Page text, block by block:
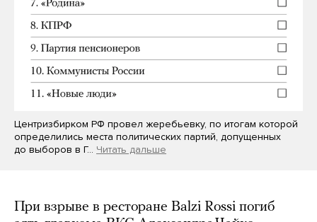
Центризбирком РФ провел жеребьевку, по итогам которой
определились места политических партий, допущенных
до выборов в Г… Читать дальше
При взрыве в ресторане Balzi Rossi погиб